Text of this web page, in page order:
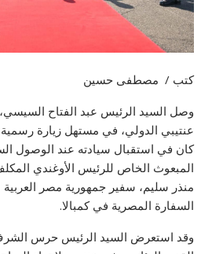
كتب / مصطفى حسين
وصل السيد الرئيس عبد الفتاح السيسي،
عنتيبي الدولي، في مستهل زيارة
كان في استقبال سيادته عند الوصول
المبعوث الخاص للرئيس الأوغندي
منذر سليم، سفير جمهورية مصر
السفارة المصرية في كمبالا.
وقد استعرض السيد الرئيس حرس الشرف